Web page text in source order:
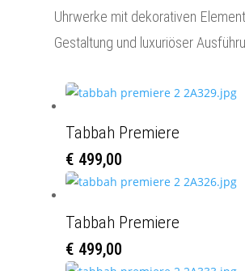
Uhrwerke mit dekorativen
Gestaltung und luxuriöser
Tabbah Premiere
€ 499,00
Tabbah Premiere
€ 499,00